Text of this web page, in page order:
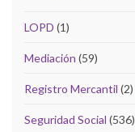
LOPD (1)
Mediación (59)
Registro Mercantil (2)
Seguridad Social (536)